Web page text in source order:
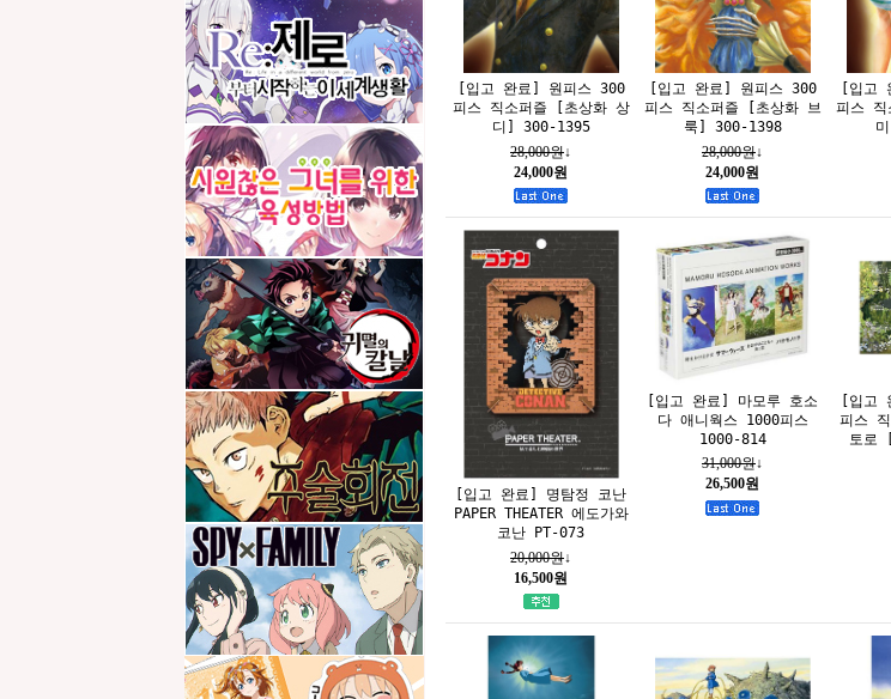
[입고 완료] 원피스 300
피스 직소퍼즐 [초상화 상
디] 300-1395
28,000원↓
24,000원
[입고 완료] 원피스 300
피스 직소퍼즐 [초상화 브
룩] 300-1398
28,000원↓
24,000원
[입고
피스
[입고 완료] 명탐정 코난
PAPER THEATER 에도가와
코난 PT-073
20,000원↓
16,500원
[입고 완료] 마모루 호소
다 애니웍스 1000피스
1000-814
31,000원↓
26,500원
[입고
피스
토로